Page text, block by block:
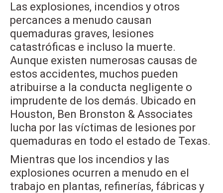
Las explosiones, incendios y otros
percances a menudo causan
quemaduras graves, lesiones
catastróficas e incluso la muerte.
Aunque existen numerosas causas de
estos accidentes, muchos pueden
atribuirse a la conducta negligente o
imprudente de los demás. Ubicado en
Houston, Ben Bronston & Associates
lucha por las víctimas de lesiones por
quemaduras en todo el estado de Texas.
Mientras que los incendios y las
explosiones ocurren a menudo en el
trabajo en plantas, refinerías, fábricas y